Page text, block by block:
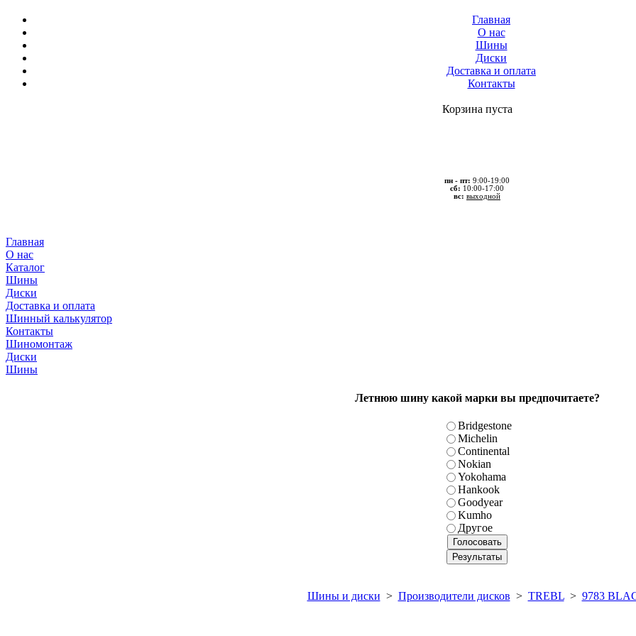
Главная
О нас
Шины
Диски
Доставка и оплата
Контакты
Корзина пуста
пн - пт: 9:00-19:00
сб: 10:00-17:00
вс: выходной
Главная
О нас
Каталог
Шины
Диски
Доставка и оплата
Шинный калькулятор
Контакты
Шиномонтаж
Диски
Шины
Летнюю шину какой марки вы предпочитаете?
Bridgestone
Michelin
Continental
Nokian
Yokohama
Hankook
Goodyear
Kumho
Другое
Шины и диски > Производители дисков > TREBL> 9783